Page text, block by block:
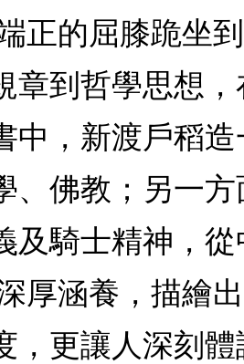
正的屈膝跪坐
章到哲學思想，
中，新渡戶稻造
、佛教；另一方
及騎士精神，從
厚涵養，描繪
更讓人深刻體